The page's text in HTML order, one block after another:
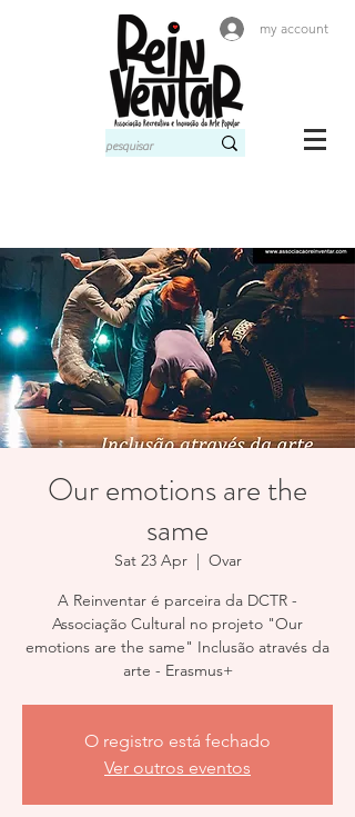
my account
Our emotions are the
same
Sat 23 Apr
  |
Ovar
A Reinventar é parceira da DCTR -
Associação Cultural no projeto "Our
emotions are the same" Inclusão através da
arte - Erasmus+
O registro está fechado
Ver outros eventos